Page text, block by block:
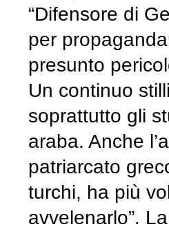
“Difensore di
per
presunto
Un continuo
soprattutto gli
araba. Anche
patriarcato
turchi, ha più
avvelenarlo”.